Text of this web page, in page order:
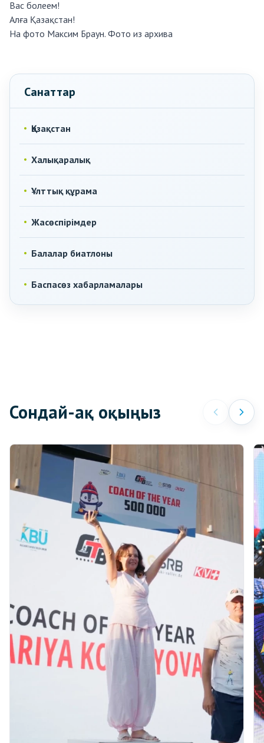
Вас болеем!
Алға Қазақстан!
На фото Максим Браун. Фото из архива
Санаттар
Қазақстан
Халықаралық
Ұлттық құрама
Жасөспірімдер
Балалар биатлоны
Баспасөз хабарламалары
Сондай-ақ оқыңыз